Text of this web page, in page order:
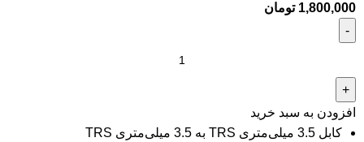
1,800,000 تومان
افزودن به سبد خرید
کابل 3.5 میلی‌متری TRS به 3.5 میلی‌متری TRS